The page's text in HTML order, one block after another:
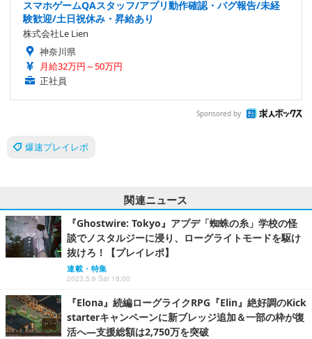
スマホゲームQAスタッフ/アプリ動作確認・バグ報告/未経
験歓迎/土日祝休み・昇給あり
株式会社Le Lien
神奈川県
月給32万円～50万円
正社員
Sponsored by
爆速プレイレポ
関連ニュース
『Ghostwire: Tokyo』アプデ「蜘蛛の糸」学校の怪
談でノスタルジーに浸り、ローグライトモードを駆け
抜けろ！【プレイレポ】
連載・特集
2023.5.6 Sat 18:00
『Elona』続編ローグライクRPG『Elin』絶好調のKick
starterキャンペーンに新ブレッジ追加＆一部の枠が復
活へ―支援総額は2,750万を突破